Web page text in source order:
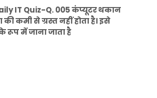
IT Quiz-Q. 005 कंप्यूटर थकान
की कमी से ग्रस्त नहीं होता है। इसे
रूप में जाना जाता है